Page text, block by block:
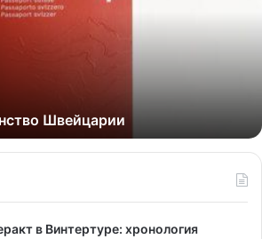
Швейцарии
в Винтертуре: хронология